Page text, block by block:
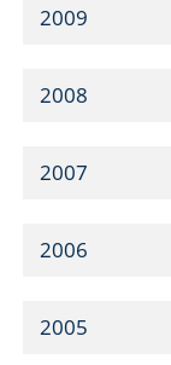
2009
2008
2007
2006
2005